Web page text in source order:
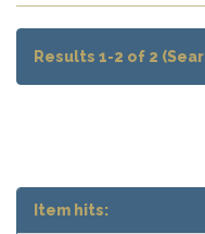
Results 1-2 of 2
Item hits: